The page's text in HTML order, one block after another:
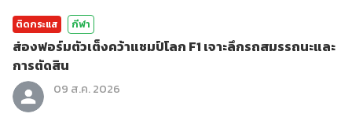
ติดกระแส กีฬา
ส่องฟอร์มตัวเต็งคว้าแชมป์โลก F1 เจาะลึกรถสมรรถนะและ
การตัดสิน
09 ส.ค. 2026